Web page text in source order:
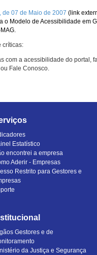
de 07 de Maio de 2007 (link
o Modelo de Acessibilidade em
críticas:
com a acessibilidade do portal,
Fale Conosco.
Estatístico
encontrei a empresa
Aderir - Empresas
Restrito para Gestores e
Gestores e de
da Justiça e Segurança